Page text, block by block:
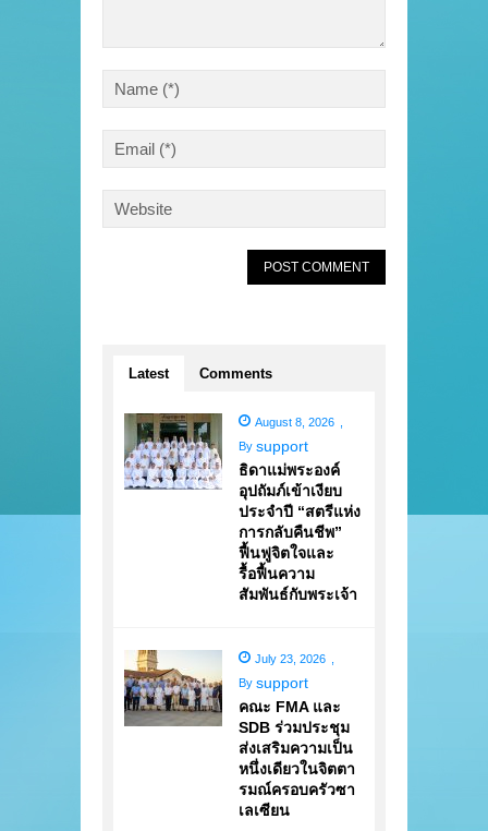
Latest Comments
August 8, 2026
By support
ธิดาแม่พระองค์
อุปถัมภ์เข้าเงียบ
ประจำปี “สตรีแห่ง
การกลับคืนชีพ”
ฟื้นฟูจิตใจและ
รื้อฟื้นความ
สัมพันธ์กับพระเจ้า
July 23, 2026
By support
คณะ FMA และ
SDB ร่วมประชุม
ส่งเสริมความเป็น
หนึ่งเดียวในจิตตา
รมณ์ครอบครัวซา
เลเซียน